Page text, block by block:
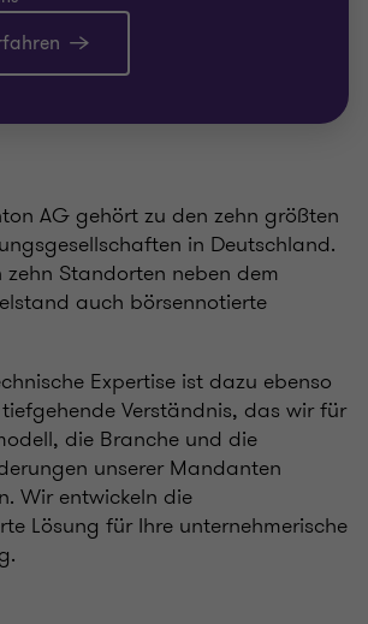
AG gehört zu den zehn größten
in Deutschland.
Standorten neben dem
auch börsennotierte
Expertise ist dazu ebenso
Verständnis, das wir für
die Branche und die
unserer Mandanten
Wir entwickeln die
Lösung für Ihre unternehmerische